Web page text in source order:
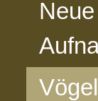
Neue
Vögel